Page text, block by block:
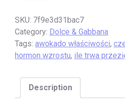
SKU: 7f9e3d31bac7
Category: Dolce & Gabbana
Tags: awokado właściwości,
hormon wzrostu, ile trwa
Description